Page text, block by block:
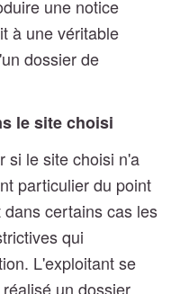
une notice
à une véritable
dossier de
le site choisi
si le site choisi n'a
particulier du point
certains cas les
qui
L'exploitant se
un dossier